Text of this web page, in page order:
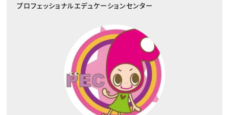
プロフェッショナルエデュケーションセンター